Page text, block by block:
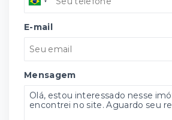
E-mail
Mensagem